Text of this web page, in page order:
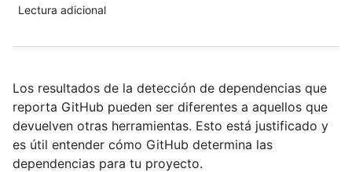
Lectura adicional
Los resultados de la detección de dependencias que
reporta GitHub pueden ser diferentes a aquellos que
devuelven otras herramientas. Esto está justificado y
es útil entender cómo GitHub determina las
dependencias para tu proyecto.